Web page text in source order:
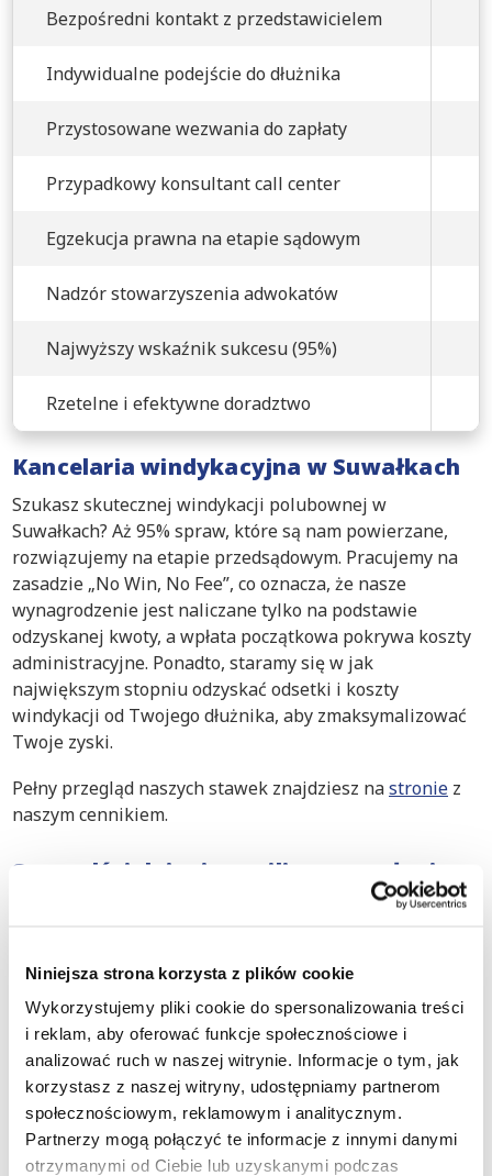
Niniejsza strona korzysta z plików cookie
Wykorzystujemy pliki cookie do spersonalizowania treści
i reklam, aby oferować funkcje społecznościowe i
analizować ruch w naszej witrynie. Informacje o tym, jak
korzystasz z naszej witryny, udostępniamy partnerom
społecznościowym, reklamowym i analitycznym.
Partnerzy mogą połączyć te informacje z innymi danymi
otrzymanymi od Ciebie lub uzyskanymi podczas
Bezpośredni kontakt z przedstawicielem
Indywidualne podejście do dłużnika
Przystosowane wezwania do zapłaty
Przypadkowy konsultant call center
Egzekucja prawna na etapie sądowym
Nadzór stowarzyszenia adwokatów
Najwyższy wskaźnik sukcesu (95%)
Rzetelne i efektywne doradztwo
Kancelaria windykacyjna w Suwałkach
Szukasz skutecznej windykacji polubownej w
Suwałkach? Aż 95% spraw, które są nam powierzane,
rozwiązujemy na etapie przedsądowym. Pracujemy na
zasadzie „No Win, No Fee”, co oznacza, że nasze
wynagrodzenie jest naliczane tylko na podstawie
odzyskanej kwoty, a wpłata początkowa pokrywa koszty
administracyjne. Ponadto, staramy się w jak
największym stopniu odzyskać odsetki i koszty
windykacji od Twojego dłużnika, aby zmaksymalizować
Twoje zyski.
Pełny przegląd naszych stawek znajdziesz nastronie z
naszym cennikiem.
Sprawdź, jak inni ocenili nasze usługi
się sprawami o różnej skali, od małych firm po
międzynarodowe korporacje. Nieustannie dążymy do
odzyskania Twoich należności, ponieważ wierzymy, że
każda transakcja powinna być uczciwie zrealizowana
przez obie strony. Sprawdź nasze dotychczasowe
osiągnięcia oraz uzyskanereferencje, aby zobaczyć, jak
w przeszłości pomogliśmy innym firmom w sytuacji
podobnej do Twojej.